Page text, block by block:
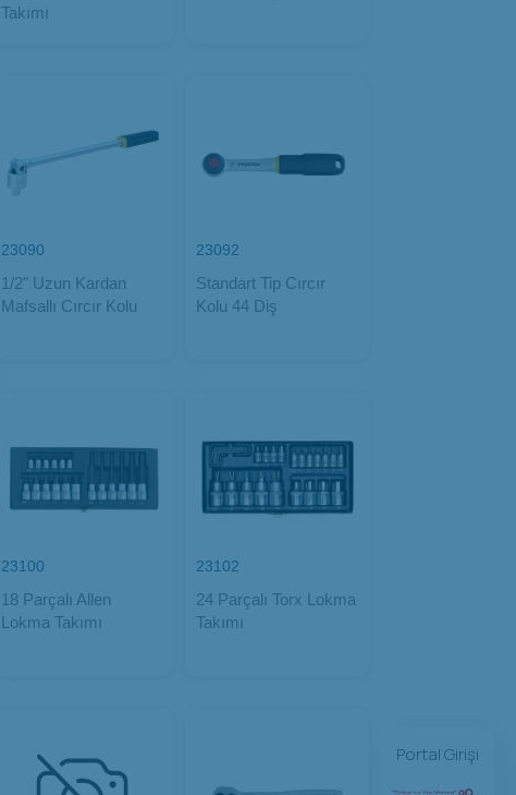
Takımı
23090
1/2" Uzun Kardan
Mafsallı Cırcır Kolu
23092
Standart Tip Cırcır
Kolu 44 Diş
23100
18 Parçalı Allen
Lokma Takımı
23102
24 Parçalı Torx Lokma
Takımı
Portal Girişi